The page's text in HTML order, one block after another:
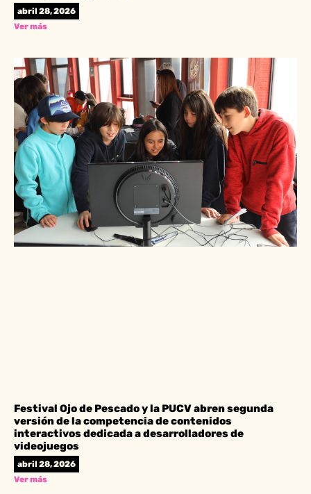
abril 28, 2026
Ver más
Festival Ojo de Pescado y la PUCV abren segunda
versión de la competencia de contenidos
interactivos dedicada a desarrolladores de
videojuegos
abril 28, 2026
Ver más